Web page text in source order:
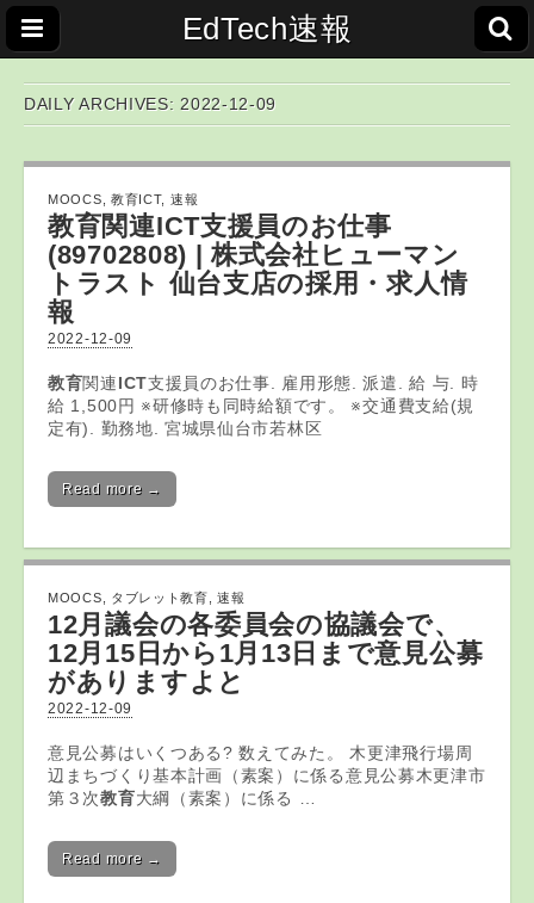
EdTech速報
DAILY ARCHIVES: 2022-12-09
MOOCS 教育ICT, 速報
教育関連ICT支援員のお仕事
(89702808) | 株式会社ヒューマン
トラスト 仙台支店の採用・求人情
報
2022-12-09
教育関連ICT支援員のお仕事. 雇用形態. 派遣. 給 与. 時
給 1,500円 ※研修時も同時給額です。 ※交通費支給(規
定有). 勤務地. 宮城県仙台市若林区
Read more →
MOOCS タブレット教育 ,速報
12月議会の各委員会の協議会で、
12月15日から1月13日まで意見公募
がありますよと
2022-12-09
意見公募はいくつある? 数えてみた。 木更津飛行場周
辺まちづくり基本計画（素案）に係る意見公募木更津市
第３次教育大綱（素案）に係る …
Read more →